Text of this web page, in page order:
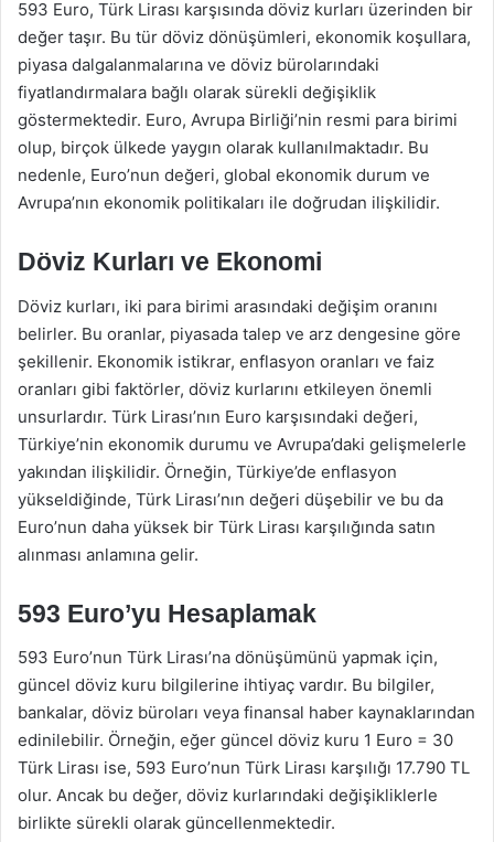
593 Euro, Türk Lirası karşısında döviz kurları üzerinden bir
değer taşır. Bu tür döviz dönüşümleri, ekonomik koşullara,
piyasa dalgalanmalarına ve döviz bürolarındaki
fiyatlandırmalara bağlı olarak sürekli değişiklik
göstermektedir. Euro, Avrupa Birliği’nin resmi para birimi
olup, birçok ülkede yaygın olarak kullanılmaktadır. Bu
nedenle, Euro’nun değeri, global ekonomik durum ve
Avrupa’nın ekonomik politikaları ile doğrudan ilişkilidir.
Döviz Kurları ve Ekonomi
Döviz kurları, iki para birimi arasındaki değişim oranını
belirler. Bu oranlar, piyasada talep ve arz dengesine göre
şekillenir. Ekonomik istikrar, enflasyon oranları ve faiz
oranları gibi faktörler, döviz kurlarını etkileyen önemli
unsurlardır. Türk Lirası’nın Euro karşısındaki değeri,
Türkiye’nin ekonomik durumu ve Avrupa’daki gelişmelerle
yakından ilişkilidir. Örneğin, Türkiye’de enflasyon
yükseldiğinde, Türk Lirası’nın değeri düşebilir ve bu da
Euro’nun daha yüksek bir Türk Lirası karşılığında satın
alınması anlamına gelir.
593 Euro’yu Hesaplamak
593 Euro’nun Türk Lirası’na dönüşümünü yapmak için,
güncel döviz kuru bilgilerine ihtiyaç vardır. Bu bilgiler,
bankalar, döviz büroları veya finansal haber kaynaklarından
edinilebilir. Örneğin, eğer güncel döviz kuru 1 Euro = 30
Türk Lirası ise, 593 Euro’nun Türk Lirası karşılığı 17.790 TL
olur. Ancak bu değer, döviz kurlarındaki değişikliklerle
birlikte sürekli olarak güncellenmektedir.